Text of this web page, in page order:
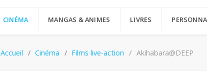
CINÉMA MANGAS & ANIMES LIVRES
Accueil Cinéma Films live-action Akihabara@DEEP